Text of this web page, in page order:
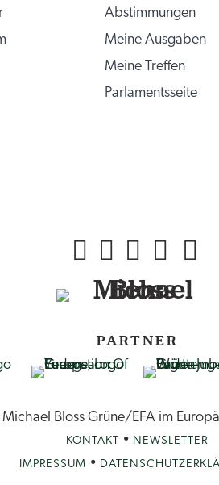
Abstimmungen
Meine Ausgaben
Meine Treffen
Parlamentsseite
PARTNER
Bloss Grüne/EFA im
KONTAKT • NEWSLETTER
IMPRESSUM •